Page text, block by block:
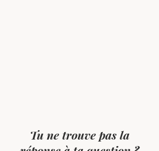
Tu ne trouve pas la